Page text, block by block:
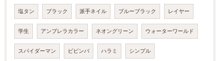
塩タン ブラック 派手ネイル ブルーブラック レイヤー
学生 アンブレラカラー ネオングリーン ウォーターワールド
スパイダーマン ビビンバ ハラミ シンプル